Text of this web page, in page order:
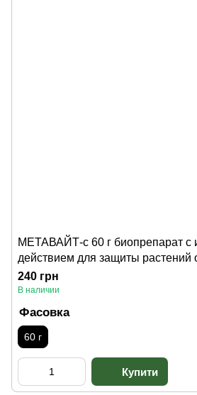
МЕТАВАЙТ-с 60 г биопрепарат с
действием для защиты растений
вредителей
240 грн
В наличии
Фасовка
60 г